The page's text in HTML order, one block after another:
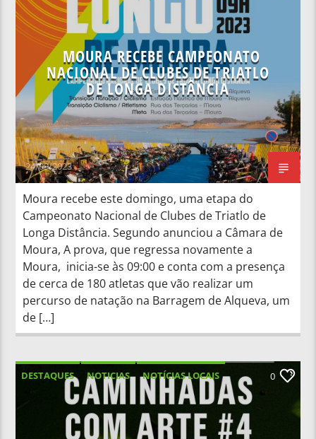
NOTÍCIAS NACIONAIS
MOURA RECEBE CAMPEONATO
NACIONAL DE CLUBES DE TRIATLO
DE LONGA DISTÂNCIA
24/09/2023
Moura recebe este domingo, uma etapa do
Campeonato Nacional de Clubes de Triatlo de
Longa Distância. Segundo anunciou a Câmara de
Moura, A prova, que regressa novamente a
Moura, inicia-se às 09:00 e conta com a presença
de cerca de 180 atletas que vão realizar um
percurso de natação na Barragem de Alqueva, um
de […]
DESTAQUES NOTICIAS
NOTÍCIAS LOCAIS
NOTÍCIAS NACIONAIS
0